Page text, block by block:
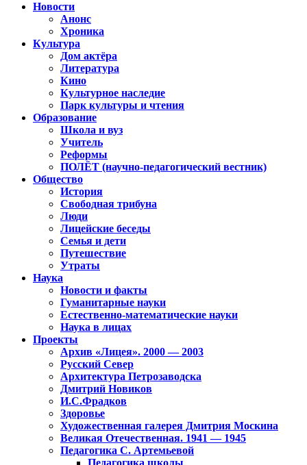
Новости
Анонс
Хроника
Культура
Дом актёра
Литература
Кино
Культурное наследие
Парк культуры и чтения
Образование
Школа и вуз
Учитель
Реформы
ПОЛЁТ (научно-педагогический вестник)
Общество
История
Свободная трибуна
Люди
Лицейские беседы
Семья и дети
Путешествие
Утраты
Наука
Новости и факты
Гуманитарные науки
Естественно-математические науки
Наука в лицах
Проекты
Архив «Лицея». 2000 — 2003
Русский Север
Архитектура Петрозаводска
Дмитрий Новиков
И.С.Фрадков
Здоровье
Художественная галерея Дмитрия Москина
Великая Отечественная. 1941 — 1945
Педагогика С. Артемьевой